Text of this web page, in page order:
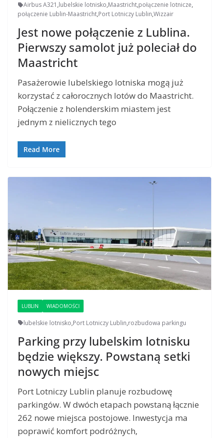
Airbus A321 ,lubelskie lotnisko,Maastricht,połączenie lotnicze,
połączenie Lublin-Maastricht,Port Lotniczy Lublin,Wizzair
Jest nowe połączenie z Lublina.
Pierwszy samolot już poleciał do
Maastricht
Pasażerowie lubelskiego lotniska mogą już
korzystać z całorocznych lotów do Maastricht.
Połączenie z holenderskim miastem jest
jednym z nielicznych tego
Read More
LUBLIN WIADOMOŚCI
lubelskie lotnisko,Port Lotniczy Lublin,rozbudowa parkingu
Parking przy lubelskim lotnisku
będzie większy. Powstaną setki
nowych miejsc
Port Lotniczy Lublin planuje rozbudowę
parkingów. W dwóch etapach powstaną łącznie
262 nowe miejsca postojowe. Inwestycja ma
poprawić komfort podróżnych,